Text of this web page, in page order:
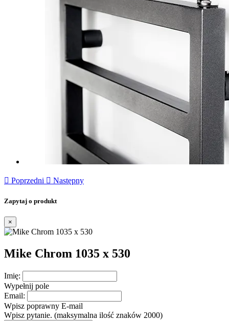
 Poprzedni  Następny
Zapytaj o produkt
×
Mike Chrom 1035 x 530
Imię:
Wypełnij pole
Email:
Wpisz poprawny E-mail
Wpisz pytanie. (maksymalna ilość znaków 2000)